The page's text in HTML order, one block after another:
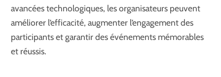
avancées technologiques, les organisateurs peuvent
améliorer l’efficacité, augmenter l’engagement des
participants et garantir des événements mémorables
et réussis.